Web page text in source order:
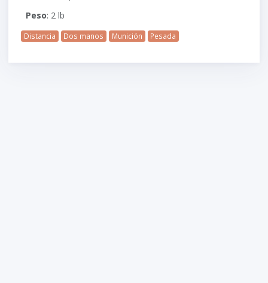
Peso: 2 lb
Distancia Dos manos Munición Pesada